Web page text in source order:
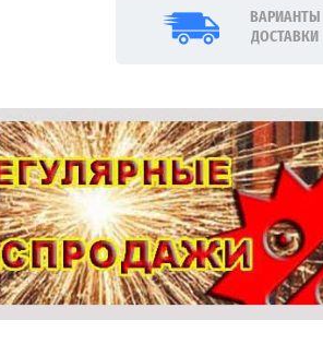
ВАРИАНТЫ
ДОСТАВКИ